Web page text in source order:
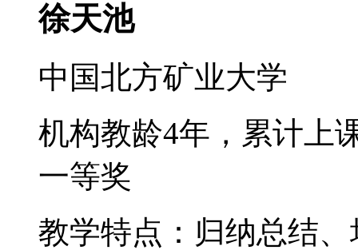
徐天池
中国北方矿业大学
机构教龄4年，累计上
一等奖
教学特点：归纳总结